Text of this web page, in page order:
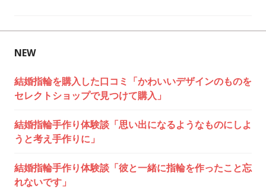
ナ
ビ
ゲ
ー
シ
ン
NEW
結婚指輪を購入した口コミ「かわいいデザインのものを
セレクトショップで見つけて購入」
結婚指輪手作り体験談「思い出になるようなものにしよ
うと考え手作りに」
結婚指輪手作り体験談「彼と一緒に指輪を作ったこと忘
れないです」